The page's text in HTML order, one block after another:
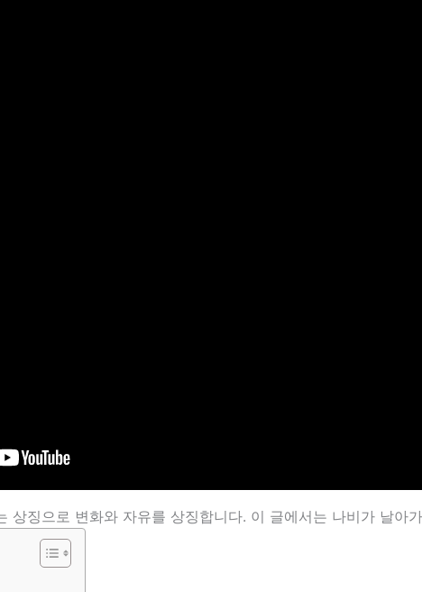
상징으로 변화와 자유를 상징합니다. 이 글에서는 나비가 날아